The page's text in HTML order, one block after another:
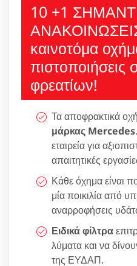
10 +1
καινοτόμα
πιστοποιήσεις
φρεατίων!
Τα αποφρακτικά
μάρκας Mercedes
εταιρεία για
απαιτητικές
Κάθε όχημα είναι
μία ποικιλία από
αναρροφήσεις
Ειδικά φίλτρα
λύματα και να
της ΕΥΔΑΠ.